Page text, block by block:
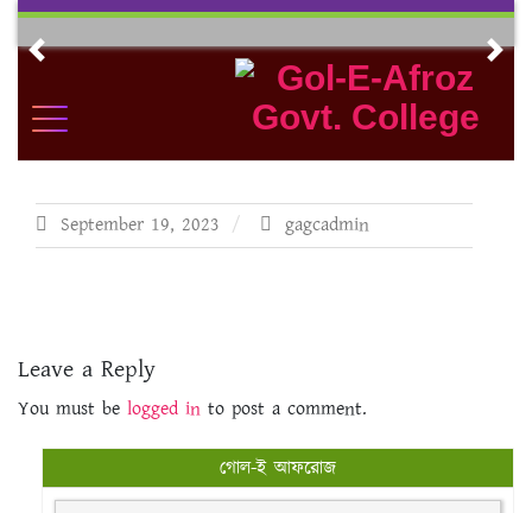
Skip
contentPrevious
September 19, 2023 gagcadmin
Leave a Reply
You must be logged in to post a comment.
গোল-ই আফরোজ